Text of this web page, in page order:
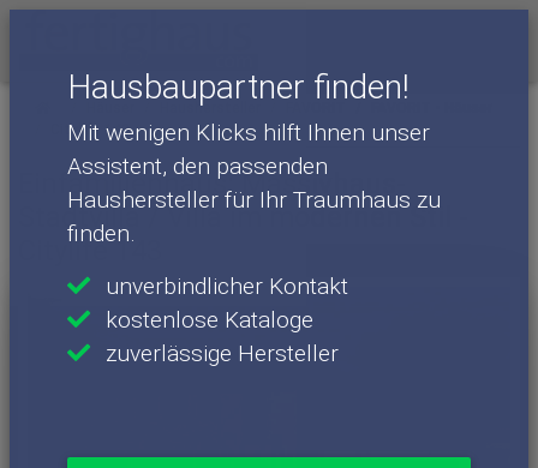
Hausbaupartner finden!
Mit wenigen Klicks hilft Ihnen unser
Assistent, den passenden
Haushersteller für Ihr Traumhaus zu
finden.
unverbindlicher Kontakt
kostenlose Kataloge
zuverlässige Hersteller
Haushersteller
Citylife 143
Einfamilienhaus: Massivhaus-
Stadtvilla / Villa im modernen Stil -
Citylife 143